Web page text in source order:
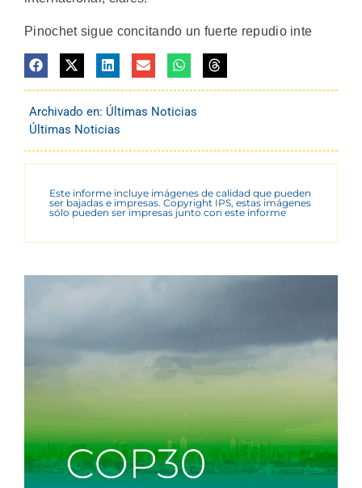
Pinochet sigue concitando un fuerte repudio inte
Archivado en: Últimas Noticias
Últimas Noticias
Este informe incluye imágenes de calidad que pueden
ser bajadas e impresas. Copyright IPS, estas imágenes
sólo pueden ser impresas junto con este informe